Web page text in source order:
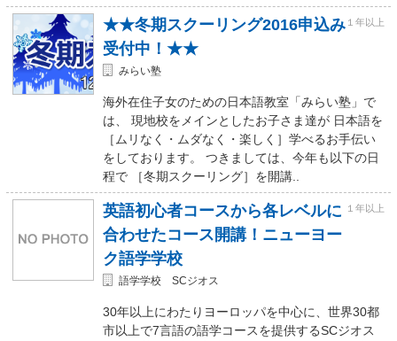
★★冬期スクーリング2016申込み
受付中！★★
１年以上
みらい塾
海外在住子女のための日本語教室「みらい塾」で
は、 現地校をメインとしたお子さま達が 日本語を
［ムリなく・ムダなく・楽しく］学べるお手伝い
をしております。 つきましては、今年も以下の日
程で ［冬期スクーリング］を開講..
英語初心者コースから各レベルに
合わせたコース開講！ニューヨー
ク語学学校
１年以上
語学学校 SCジオス
30年以上にわたりヨーロッパを中心に、世界30都
市以上で7言語の語学コースを提供するSCジオス